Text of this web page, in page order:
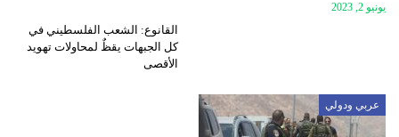
يونيو 2, 2023
القانوع: الشعب الفلسطيني في
كل الجبهات يقظٌ لمحاولات تهويد
الأقصى
عربي ودولي